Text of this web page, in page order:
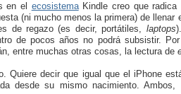
en el ecosistemaKindle creo que radica
(ni mucho menos la primera) de llenar
de regazo (es decir, portátiles, laptops
de pocos años no podrá subsistir.
entre muchas otras cosas, la lectura de
Quiere decir que igual que el iPhone
desde su mismo nacimiento.